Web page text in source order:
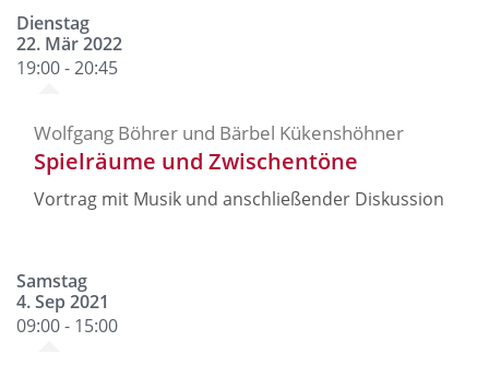
Dienstag
22. Mär 2022
19:00 - 20:45
Wolfgang Böhrer und Bärbel Kükenshöhner
Spielräume und Zwischentöne
Vortrag mit Musik und anschließender Diskussion
Samstag
4. Sep 2021
09:00 - 15:00